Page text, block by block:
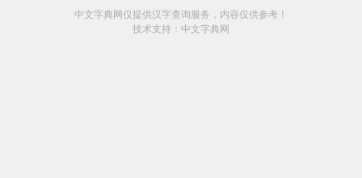
中文字典网仅提供汉字查询服务，内容仅供参考！
技术支持：中文字典网